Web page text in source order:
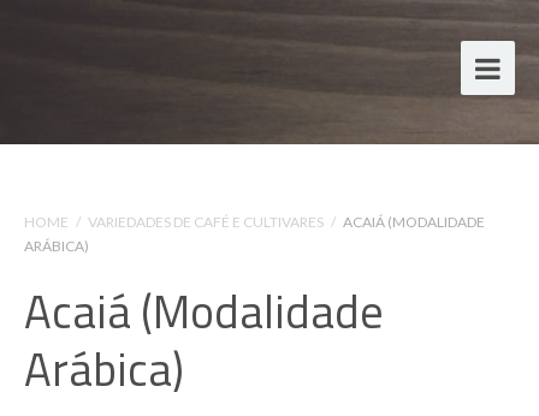
HOME / VARIEDADES DE CAFÉ E CULTIVARES / ACAIÁ (MODALIDADE
ARÁBICA)
Acaiá (Modalidade
Arábica)